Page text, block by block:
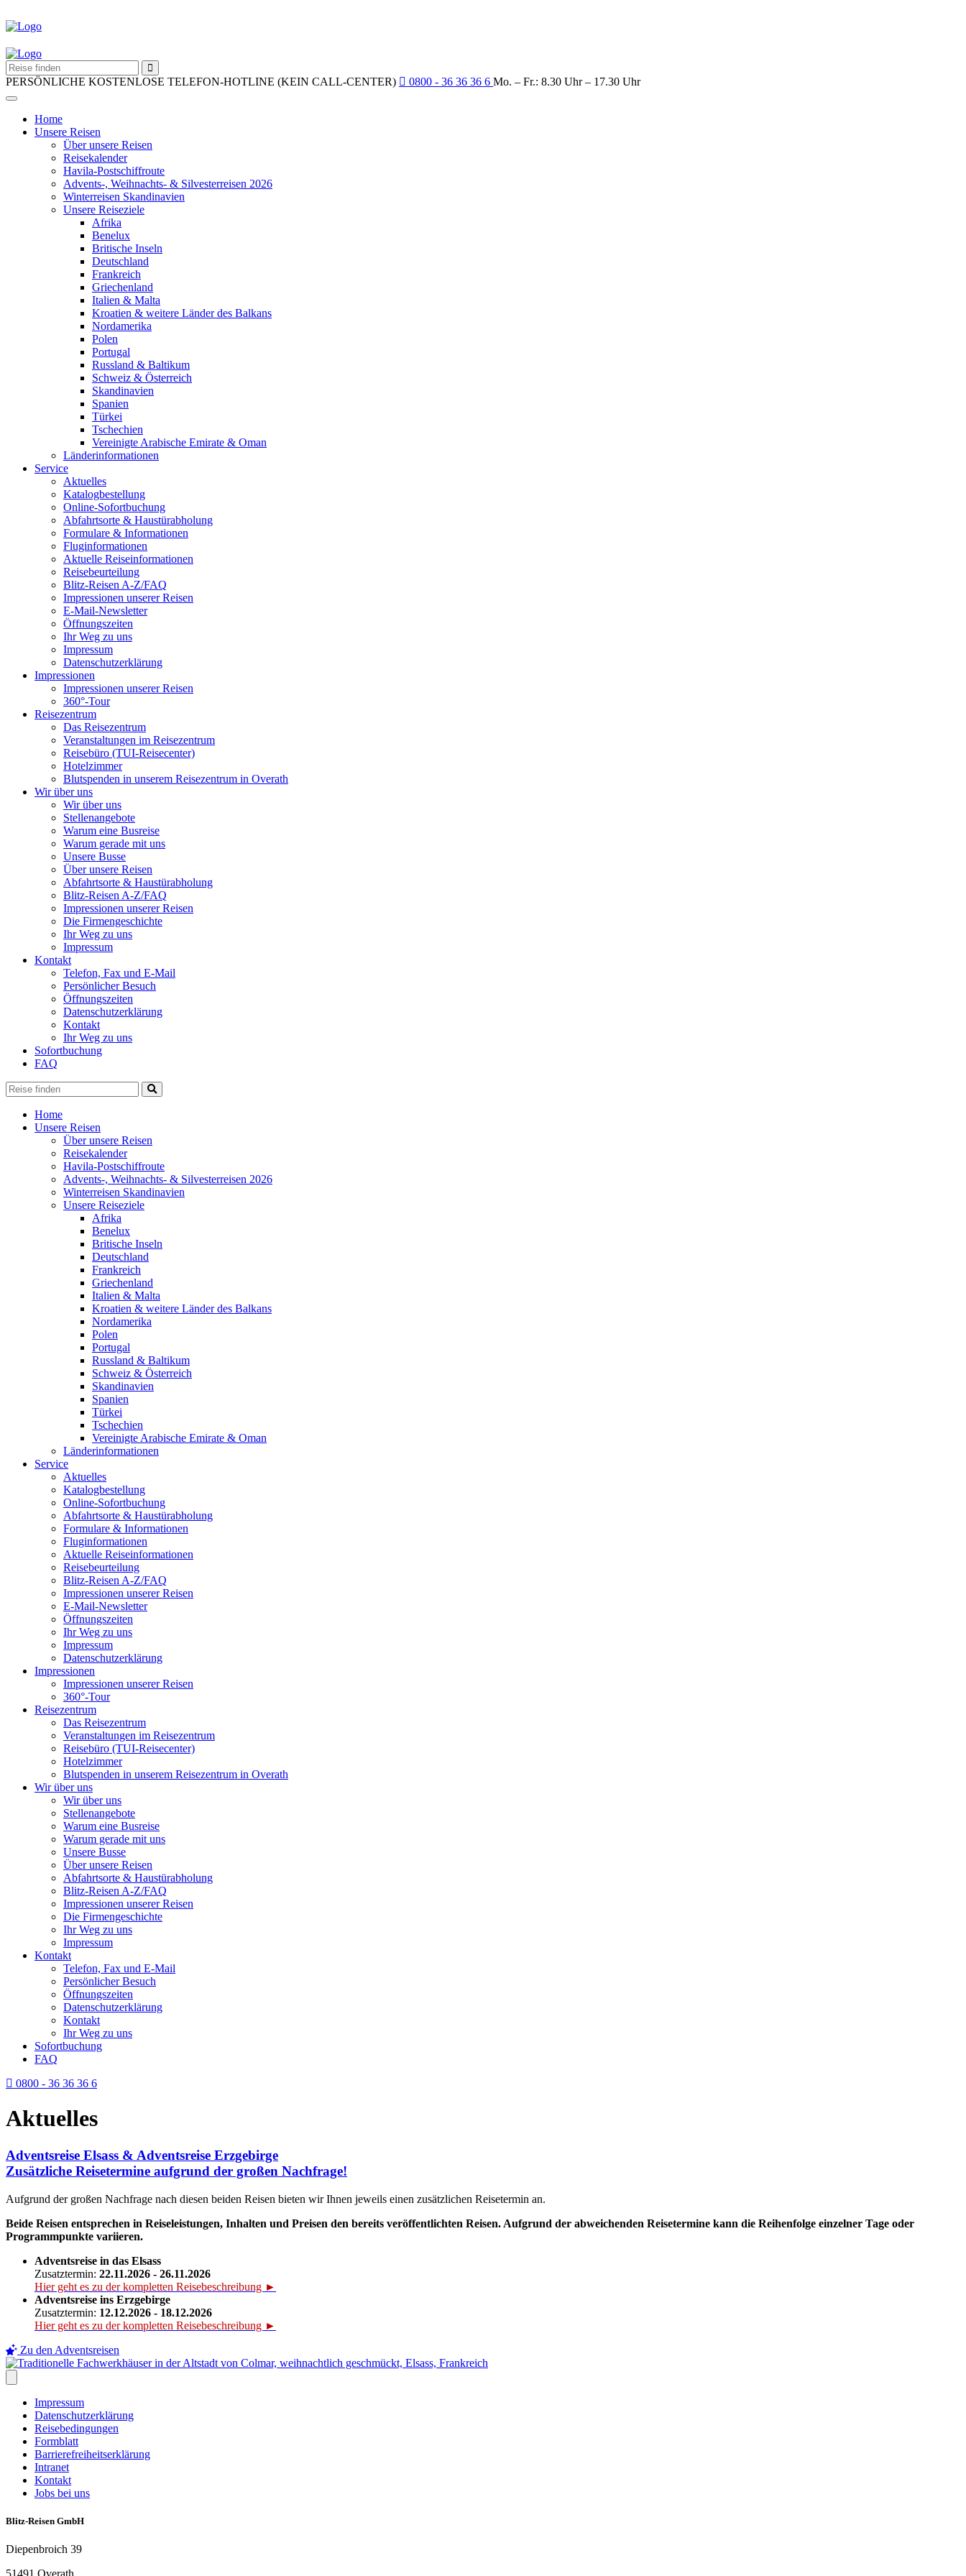
PERSÖNLICHE KOSTENLOSE TELEFON-HOTLINE (KEIN CALL-CENTER) 0800 - 36 36 36 6 Mo. – Fr.: 8.30 Uhr – 17.30 Uhr
Home
Unsere Reisen
Über unsere Reisen
Reisekalender
Havila-Postschiffroute
Advents-, Weihnachts- & Silvesterreisen 2026
Winterreisen Skandinavien
Unsere Reiseziele
Afrika
Benelux
Britische Inseln
Deutschland
Frankreich
Griechenland
Italien & Malta
Kroatien & weitere Länder des Balkans
Nordamerika
Polen
Portugal
Russland & Baltikum
Schweiz & Österreich
Skandinavien
Spanien
Türkei
Tschechien
Vereinigte Arabische Emirate & Oman
Länderinformationen
Service
Aktuelles
Katalogbestellung
Online-Sofortbuchung
Abfahrtsorte & Haustürabholung
Formulare & Informationen
Fluginformationen
Aktuelle Reiseinformationen
Reisebeurteilung
Blitz-Reisen A-Z/FAQ
Impressionen unserer Reisen
E-Mail-Newsletter
Öffnungszeiten
Ihr Weg zu uns
Impressum
Datenschutzerklärung
Impressionen
Impressionen unserer Reisen
360°-Tour
Reisezentrum
Das Reisezentrum
Veranstaltungen im Reisezentrum
Reisebüro (TUI-Reisecenter)
Hotelzimmer
Blutspenden in unserem Reisezentrum in Overath
Wir über uns
Wir über uns
Stellenangebote
Warum eine Busreise
Warum gerade mit uns
Unsere Busse
Über unsere Reisen
Abfahrtsorte & Haustürabholung
Blitz-Reisen A-Z/FAQ
Impressionen unserer Reisen
Die Firmengeschichte
Ihr Weg zu uns
Impressum
Kontakt
Telefon, Fax und E-Mail
Persönlicher Besuch
Öffnungszeiten
Datenschutzerklärung
Kontakt
Ihr Weg zu uns
Sofortbuchung
FAQ
Home
Unsere Reisen
Über unsere Reisen
Reisekalender
Havila-Postschiffroute
Advents-, Weihnachts- & Silvesterreisen 2026
Winterreisen Skandinavien
Unsere Reiseziele
Afrika
Benelux
Britische Inseln
Deutschland
Frankreich
Griechenland
Italien & Malta
Kroatien & weitere Länder des Balkans
Nordamerika
Polen
Portugal
Russland & Baltikum
Schweiz & Österreich
Skandinavien
Spanien
Türkei
Tschechien
Vereinigte Arabische Emirate & Oman
Länderinformationen
Service
Aktuelles
Katalogbestellung
Online-Sofortbuchung
Abfahrtsorte & Haustürabholung
Formulare & Informationen
Fluginformationen
Aktuelle Reiseinformationen
Reisebeurteilung
Blitz-Reisen A-Z/FAQ
Impressionen unserer Reisen
E-Mail-Newsletter
Öffnungszeiten
Ihr Weg zu uns
Impressum
Datenschutzerklärung
Impressionen
Impressionen unserer Reisen
360°-Tour
Reisezentrum
Das Reisezentrum
Veranstaltungen im Reisezentrum
Reisebüro (TUI-Reisecenter)
Hotelzimmer
Blutspenden in unserem Reisezentrum in Overath
Wir über uns
Wir über uns
Stellenangebote
Warum eine Busreise
Warum gerade mit uns
Unsere Busse
Über unsere Reisen
Abfahrtsorte & Haustürabholung
Blitz-Reisen A-Z/FAQ
Impressionen unserer Reisen
Die Firmengeschichte
Ihr Weg zu uns
Impressum
Kontakt
Telefon, Fax und E-Mail
Persönlicher Besuch
Öffnungszeiten
Datenschutzerklärung
Kontakt
Ihr Weg zu uns
Sofortbuchung
FAQ
0800 - 36 36 36 6
Aktuelles
Adventsreise Elsass & Adventsreise Erzgebirge
Zusätzliche Reisetermine aufgrund der großen Nachfrage!
Aufgrund der großen Nachfrage nach diesen beiden Reisen bieten wir Ihnen jeweils einen zusätzlichen Reisetermin an.
Beide Reisen entsprechen in Reiseleistungen, Inhalten und Preisen den bereits veröffentlichten Reisen. Aufgrund der abweichenden Reisetermine kann die Reihenfolge einzelner Tage oder
Programmpunkte variieren.
Adventsreise in das Elsass
Zusatztermin: 22.11.2026 - 26.11.2026
Hier geht es zu der kompletten Reisebeschreibung ►
Adventsreise ins Erzgebirge
Zusatztermin: 12.12.2026 - 18.12.2026
Hier geht es zu der kompletten Reisebeschreibung ►
Zu den Adventsreisen
Impressum
Datenschutzerklärung
Reisebedingungen
Formblatt
Barrierefreiheitserklärung
Intranet
Kontakt
Jobs bei uns
Blitz-Reisen GmbH
Diepenbroich 39
51491 Overath